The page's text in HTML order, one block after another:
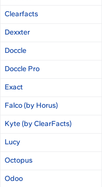
Clearfacts
Dexxter
Doccle
Doccle Pro
Exact
Falco (by Horus)
Kyte (by ClearFacts)
Lucy
Octopus
Odoo